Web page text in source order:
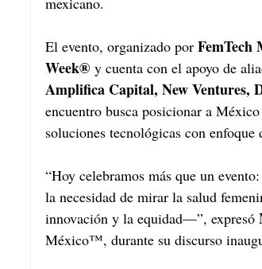
El evento, organizado por
Week® y cuenta con el apoyo de
Amplifica Capital, New Ventures,
encuentro busca posicionar a
soluciones tecnológicas con enfoque
“Hoy celebramos más que un
la necesidad de mirar la salud
innovación y la equidad—”, expresó
México™, durante su discurso